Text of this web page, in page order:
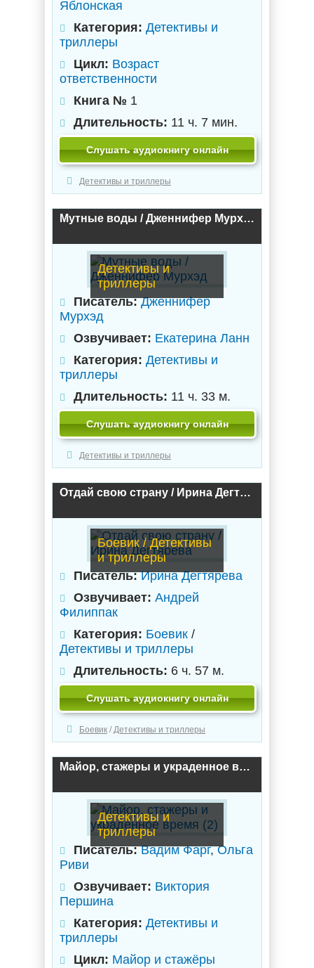
Яблонская
Категория: Детективы и
триллеры
Цикл: Возраст
ответственности
Книга № 1
Длительность: 11 ч. 7 мин.
Слушать аудиокнигу онлайн
Детективы и триллеры
Мутные воды / Дженнифер Мурхэд
Детективы и
триллеры
Писатель: Дженнифер
Мурхэд
Озвучивает: Екатерина Ланн
Категория: Детективы и
триллеры
Длительность: 11 ч. 33 м.
Слушать аудиокнигу онлайн
Детективы и триллеры
Отдай свою страну / Ирина Дегтярева
Боевик / Детективы
и триллеры
Писатель: Ирина Дегтярева
Озвучивает: Андрей
Филиппак
Категория: Боевик /
Детективы и триллеры
Длительность: 6 ч. 57 м.
Слушать аудиокнигу онлайн
Боевик / Детективы и триллеры
Майор, стажеры и украденное время (2)
Детективы и
триллеры
Писатель: Вадим Фарг,Ольга
Риви
Озвучивает: Виктория
Першина
Категория: Детективы и
триллеры
Цикл: Майор и стажёры